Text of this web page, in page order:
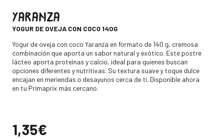
YARANZA
YOGUR DE OVEJA CON COCO 140G
Descripción
Yogur de oveja con coco Yaranza en formato de 140 g, cremosa
combinación que aporta un sabor natural y exótico. Este postre
lácteo aporta proteínas y calcio, ideal para quienes buscan
opciones diferentes y nutritivas. Su textura suave y toque dulce
encajan en meriendas o desayunos cerca de ti. Disponible ahora
en tu Primaprix más cercano.
Precio
1,35€